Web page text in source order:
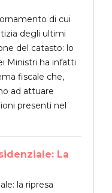
di cui
degli ultimi
del catasto: lo
Ministri ha infatti
fiscale che,
ad attuare
presenti nel
La
la ripresa